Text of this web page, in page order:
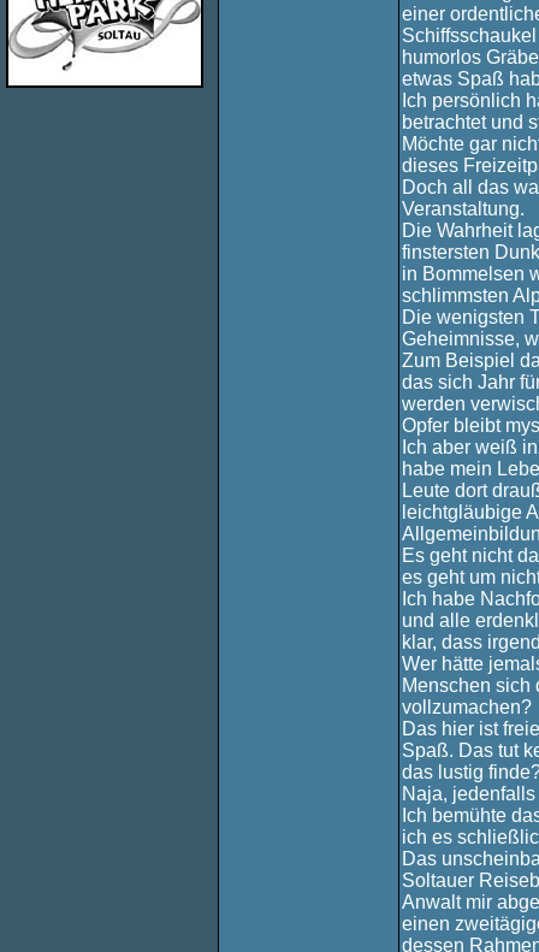
einer
humorlos
etwas Spaß
Ich persönlich
betrachtet und
Möchte gar
dieses
Doch all das
Veranstaltung.
Die Wahrheit
finstersten
in Bommelsen
schlimmsten
Die wenigsten
Geheimnisse,
Zum Beispiel
das sich Jahr
werden
Opfer bleibt
Ich aber weiß
habe mein
Leute dort
leichtgläubige
Es geht nicht
es geht um
Ich habe
und alle
klar, dass
Wer hätte
Menschen sich
vollzumachen?
Das hier ist
Spaß. Das tut
das lustig
Naja,
Ich bemühte
ich es
Das
Soltauer
Anwalt mir
einen
dessen